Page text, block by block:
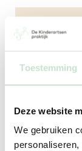
Toestemming
Deze website
We gebruiken
Johan
1101DM
Ma,
09:00